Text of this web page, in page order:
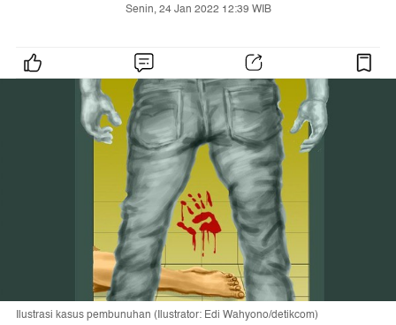
Senin, 24 Jan 2022 12:39 WIB
Ilustrasi kasus pembunuhan (Ilustrator: Edi Wahyono/detikcom)